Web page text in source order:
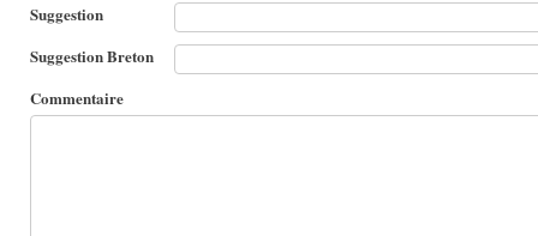
Suggestion
Suggestion Breton
Commentaire